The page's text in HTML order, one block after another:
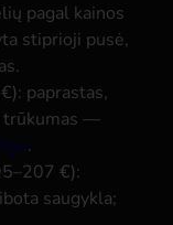
pagal kainos
stiprioji pusė,
paprastas,
trūkumas —
.
€):
saugykla;